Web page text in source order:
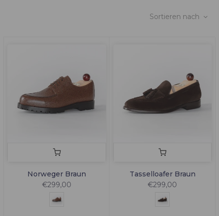
Sortieren nach
Norweger Braun
€299,00
Tasselloafer Braun
€299,00